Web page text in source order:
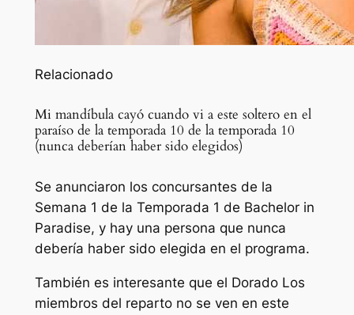
Relacionado
Mi mandíbula cayó cuando vi a este soltero en el
paraíso de la temporada 10 de la temporada 10
(nunca deberían haber sido elegidos)
Se anunciaron los concursantes de la
Semana 1 de la Temporada 1 de Bachelor in
Paradise, y hay una persona que nunca
debería haber sido elegida en el programa.
También es interesante que el Dorado Los
miembros del reparto no se ven en este